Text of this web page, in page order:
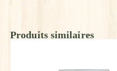
Produits similaires